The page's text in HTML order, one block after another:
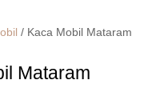
/ Kaca Mobil Mataram
Mataram